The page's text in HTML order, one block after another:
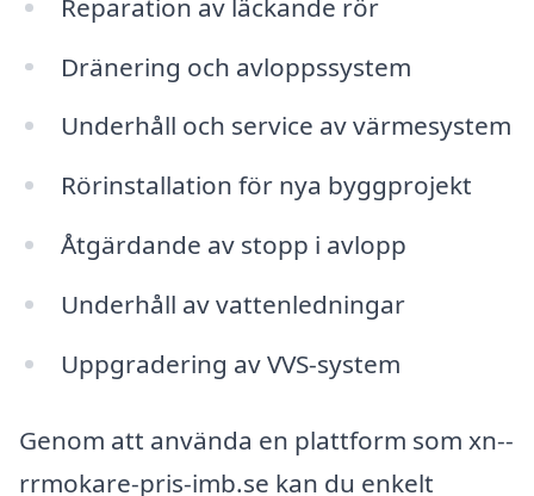
Reparation av läckande rör
Dränering och avloppssystem
Underhåll och service av värmesystem
Rörinstallation för nya byggprojekt
Åtgärdande av stopp i avlopp
Underhåll av vattenledningar
Uppgradering av VVS-system
Genom att använda en plattform som xn--
rrmokare-pris-imb.se kan du enkelt